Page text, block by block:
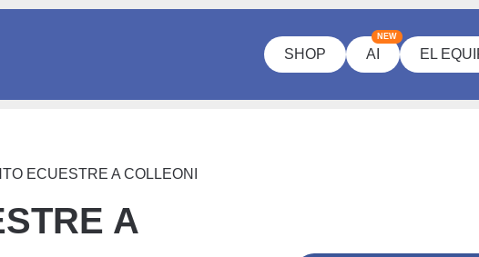
SHOP AI
NEW
EL
ECUESTRE A COLLEONI
A